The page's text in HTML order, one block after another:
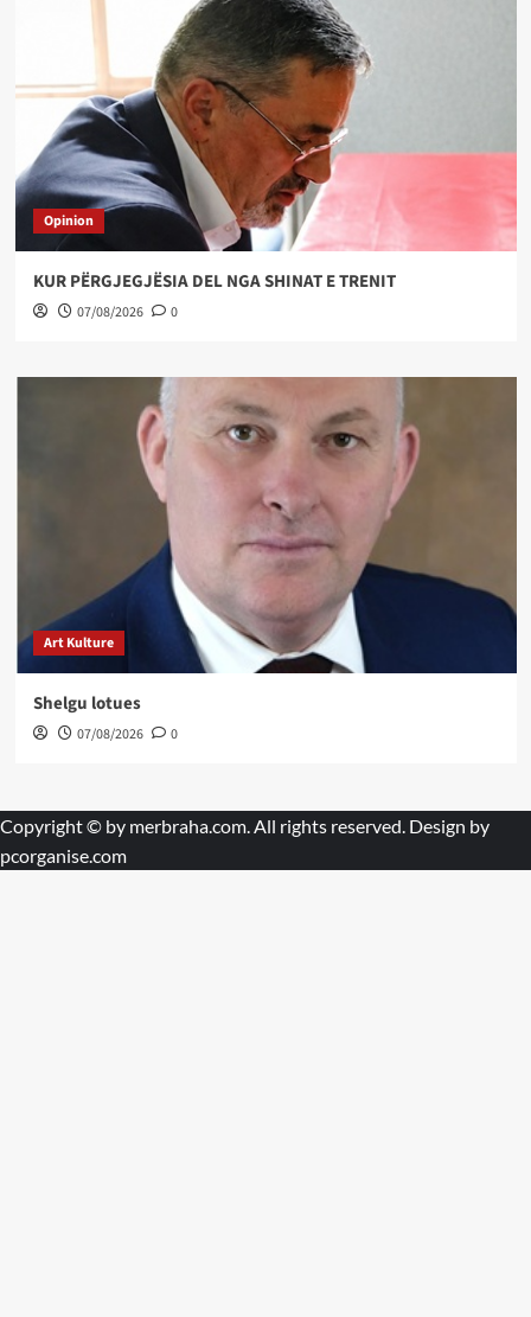
Opinion
KUR PËRGJEGJËSIA DEL NGA SHINAT E TRENIT
07/08/2026 0
Art Kulture
Shelgu lotues
07/08/2026 0
Copyright © by merbraha.com. All rights reserved. Design by
pcorganise.com